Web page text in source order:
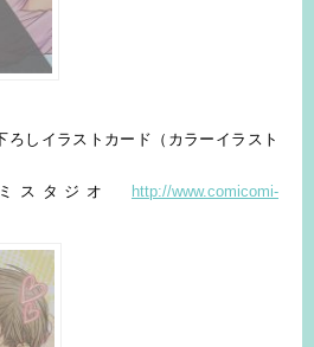
しイラストカード（カラーイラスト
スタジオ
http://www.comicomi-